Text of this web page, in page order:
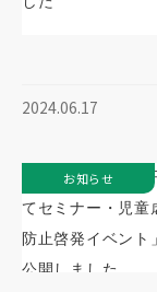
2024.06.17
お知らせ